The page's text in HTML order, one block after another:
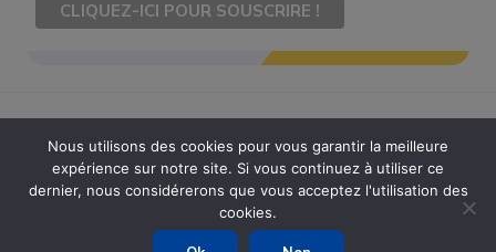
Copyright © 2026 Ouvrir Son Compte. Tous Droits Réservés
Powered by Ouvrir Son Compte
Nous utilisons des cookies pour vous garantir la meilleure
expérience sur notre site. Si vous continuez à utiliser ce
dernier, nous considérerons que vous acceptez l'utilisation des
cookies.